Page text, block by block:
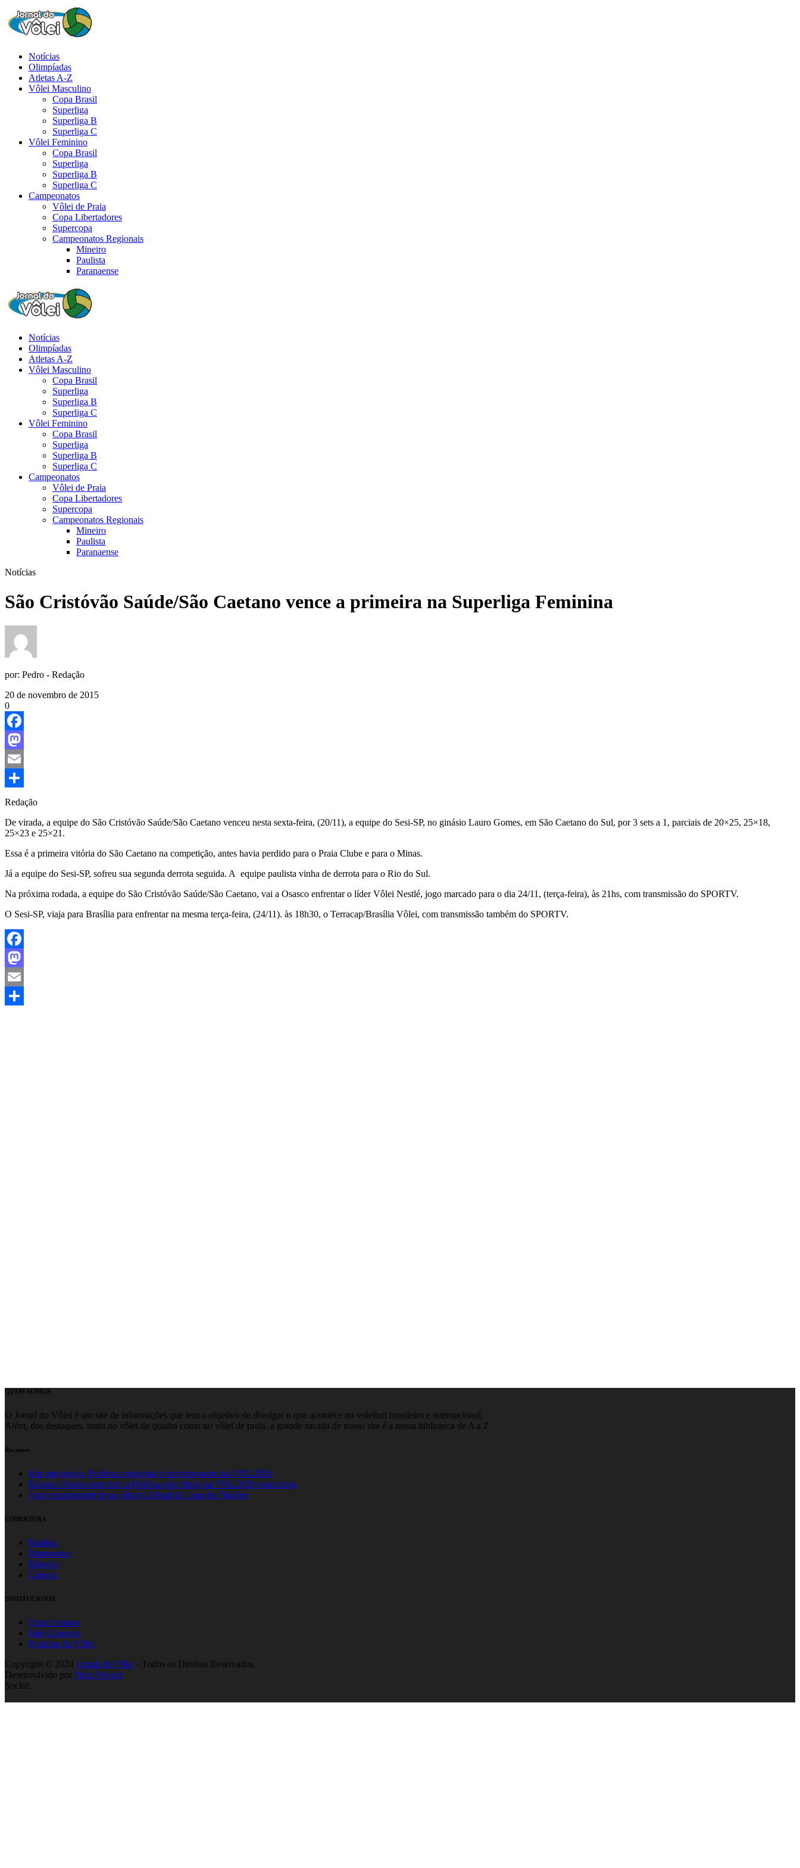
Notícias
Olimpíadas
Atletas A-Z
Vôlei Masculino
Copa Brasil
Superliga
Superliga B
Superliga C
Vôlei Feminino
Copa Brasil
Superliga
Superliga B
Superliga C
Campeonatos
Vôlei de Praia
Copa Libertadores
Supercopa
Campeonatos Regionais
Mineiro
Paulista
Paranaense
Notícias
Olimpíadas
Atletas A-Z
Vôlei Masculino
Copa Brasil
Superliga
Superliga B
Superliga C
Vôlei Feminino
Copa Brasil
Superliga
Superliga B
Superliga C
Campeonatos
Vôlei de Praia
Copa Libertadores
Supercopa
Campeonatos Regionais
Mineiro
Paulista
Paranaense
Notícias
São Cristóvão Saúde/São Caetano vence a primeira na Superliga Feminina
por: Pedro - Redação
20 de novembro de 2015
0
Facebook
Mastodon
Email
Share
Redação
De virada, a equipe do São Cristóvão Saúde/São Caetano venceu nesta sexta-feira, (20/11), a equipe do Sesi-SP, no ginásio Lauro Gomes, em São Caetano do Sul, por 3 sets a 1, parciais de 20×25, 25×18,
25×23 e 25×21.
Essa é a primeira vitória do São Caetano na competição, antes havia perdido para o Praia Clube e para o Minas.
Já a equipe do Sesi-SP, sofreu sua segunda derrota seguida. A equipe paulista vinha de derrota para o Rio do Sul.
Na próxima rodada, a equipe do São Cristóvão Saúde/São Caetano, vai a Osasco enfrentar o líder Vôlei Nestlé, jogo marcado para o dia 24/11, (terça-feira), às 21hs, com transmissão do SPORTV.
O Sesi-SP, viaja para Brasília para enfrentar na mesma terça-feira, (24/11). às 18h30, o Terracap/Brasília Vôlei, com transmissão também do SPORTV.
Facebook
Mastodon
Email
QUEM SOMOS
O Jornal do Vôlei é um site de informações que tem o objetivo de divulgar o que acontece no voleibol brasileiro e internacional.
Além, dos destaques, tanto no vôlei de quadra como no vôlei de praia, a grande sacada de nosso site é a nossa biblioteca de A a Z
Recentes
Em um jogaço, Polônia conquista o tricampeonato da VNL 2026
Estados Unidos desafiam a Polônia pelo título da VNL 2026 masculina
Jogo emocionante leva o Brasil à final da Liga das Nações
COBERTURA
Paulista
Paranaense
Mineiro
Carioca
INSTITUCIONAL
Quem Somos
Fale Conosco
Notícias do Vôlei
Copyright © 2024 Jornal do Vôlei - Todos os Direitos Reservados.
Desenvolvido por Pixel Project
Social: